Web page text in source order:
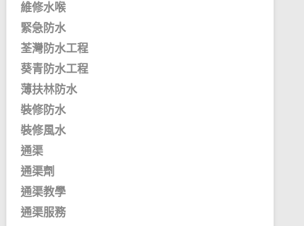
維修水喉
緊急防水
荃灣防水工程
葵青防水工程
薄扶林防水
裝修防水
裝修風水
通渠
通渠劑
通渠教學
通渠服務